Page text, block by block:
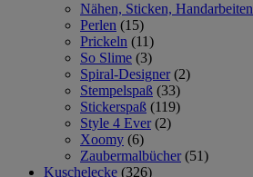
Nähen, Sticken, Handarbeiten
Perlen (15)
Prickeln (11)
So Slime (3)
Spiral-Designer (2)
Stempelspaß (33)
Stickerspaß (119)
Style 4 Ever (2)
Xoomy (6)
Zaubermalbücher (51)
Kuschelecke (326)